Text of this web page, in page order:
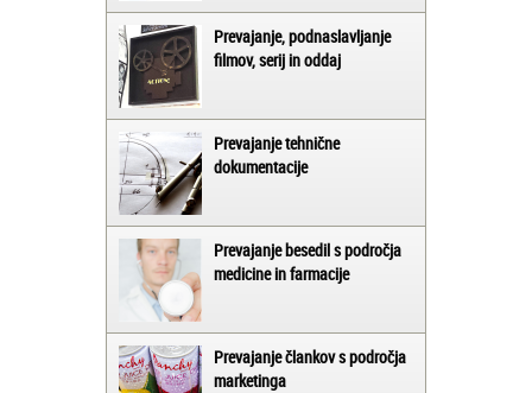
Prevajanje, podnaslavljanje
filmov, serij in oddaj
Prevajanje tehnične
dokumentacije
Prevajanje besedil s področja
medicine in farmacije
Prevajanje člankov s področja
marketinga